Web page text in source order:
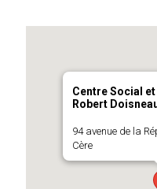
Centre Social et
Robert
94 avenue de la
Cère